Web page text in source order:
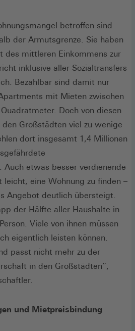
betroffen sind
der Armutsgrenze. Sie haben
des mittleren Einkommens zur
inklusive aller Sozialtransfers
Bezahlbar sind damit nur
mit Mieten zwischen
Doch von diesen
Großstädten viel zu wenige
dort insgesamt 1,4 Millionen
Auch etwas besser verdienende
leicht, eine Wohnung zu finden –
Angebot deutlich übersteigt.
der Hälfte aller Haushalte in
Viele von ihnen müssen
eigentlich leisten können.
passt nicht mehr zu der
in den Großstädten“,
und Mietpreisbindung